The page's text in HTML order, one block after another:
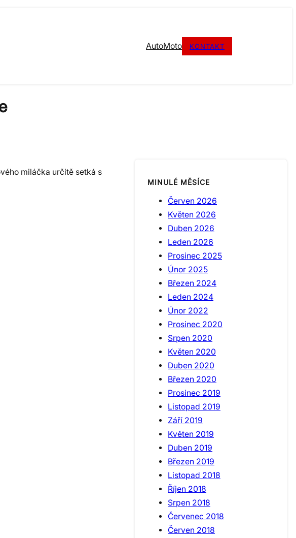
AutoMoto KONTAKT
miláčka určitě setká s
MINULÉ MĚSÍCE
Červen 2026
Květen 2026
Duben 2026
Leden 2026
Prosinec 2025
Únor 2025
Březen 2024
Leden 2024
Únor 2022
Prosinec 2020
Srpen 2020
Květen 2020
Duben 2020
Březen 2020
Prosinec 2019
Listopad 2019
Září 2019
Květen 2019
Duben 2019
Březen 2019
Listopad 2018
Říjen 2018
Srpen 2018
Červenec 2018
Červen 2018